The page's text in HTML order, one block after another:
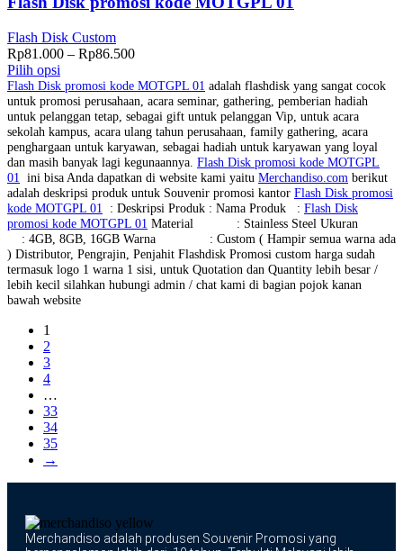
Flash Disk Custom
Rp81.000 – Rp86.500
Pilih opsi
Flash Disk promosi kode MOTGPL 01 adalah flashdisk yang sangat cocok
untuk promosi perusahaan, acara seminar, gathering, pemberian hadiah
untuk pelanggan tetap, sebagai gift untuk pelanggan Vip, untuk acara
sekolah kampus, acara ulang tahun perusahaan, family gathering, acara
penghargaan untuk karyawan, sebagai hadiah untuk karyawan yang loyal
dan masih banyak lagi kegunaannya. Flash Disk promosi kode MOTGPL
01
ini bisa Anda dapatkan di website kami yaitu Merchandiso.com berikut
adalah deskripsi produk untuk Souvenir promosi kantor Flash Disk promosi
kode MOTGPL 01
: Deskripsi Produk : Nama Produk : Flash Disk
promosi kode MOTGPL 01 Material : Stainless Steel Ukuran
: 4GB, 8GB, 16GB Warna : Custom ( Hampir semua warna ada
) Distributor, Pengrajin, Penjahit Flashdisk Promosi custom harga sudah
termasuk logo 1 warna 1 sisi, untuk Quotation dan Quantity lebih besar /
lebih kecil silahkan hubungi admin / chat kami di bagian pojok kanan
bawah website
1
2
3
4
…
33
34
35
→
Merchandiso adalah produsen Souvenir Promosi yang